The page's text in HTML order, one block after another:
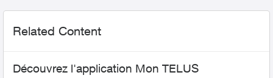
Related Content
Découvrez l'application Mon TELUS